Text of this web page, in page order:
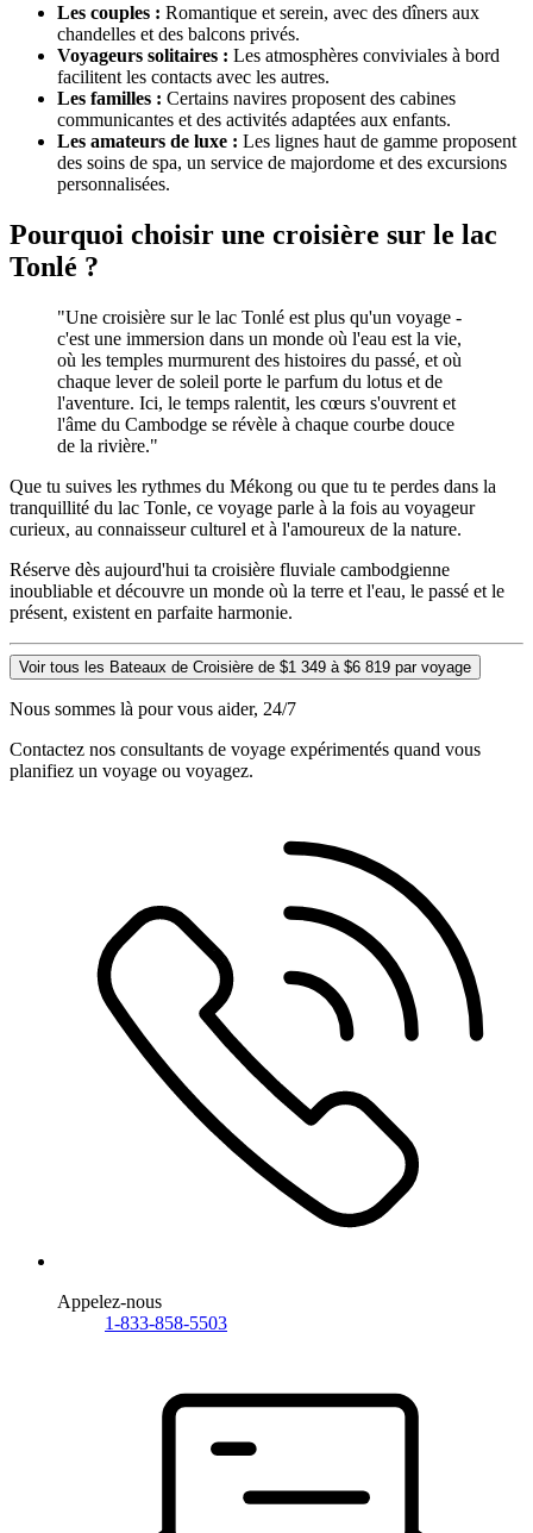
Les couples : Romantique et serein, avec des dîners aux
chandelles et des balcons privés.
Voyageurs solitaires : Les atmosphères conviviales à bord
facilitent les contacts avec les autres.
Les familles : Certains navires proposent des cabines
communicantes et des activités adaptées aux enfants.
Les amateurs de luxe : Les lignes haut de gamme proposent
des soins de spa, un service de majordome et des excursions
personnalisées.
Pourquoi choisir une croisière sur le lac
Tonlé ?
"Une croisière sur le lac Tonlé est plus qu'un voyage -
c'est une immersion dans un monde où l'eau est la vie,
où les temples murmurent des histoires du passé, et où
chaque lever de soleil porte le parfum du lotus et de
l'aventure. Ici, le temps ralentit, les cœurs s'ouvrent et
l'âme du Cambodge se révèle à chaque courbe douce
de la rivière."
Que tu suives les rythmes du Mékong ou que tu te perdes dans la
tranquillité du lac Tonle, ce voyage parle à la fois au voyageur
curieux, au connaisseur culturel et à l'amoureux de la nature.
Réserve dès aujourd'hui ta croisière fluviale cambodgienne
inoubliable et découvre un monde où la terre et l'eau, le passé et le
présent, existent en parfaite harmonie.
Voir tous les Bateaux de Croisière de $1 349 à $6 819 par voyage
Nous sommes là pour vous aider, 24/7
Contactez nos consultants de voyage expérimentés quand vous
planifiez un voyage ou voyagez.
Appelez-nous
1-833-858-5503